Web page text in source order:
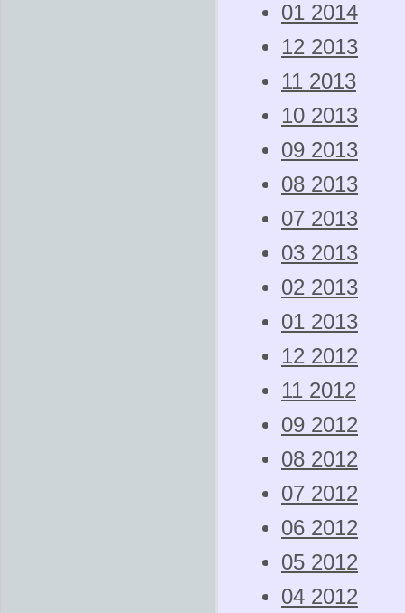
01 2014
12 2013
11 2013
10 2013
09 2013
08 2013
07 2013
03 2013
02 2013
01 2013
12 2012
11 2012
09 2012
08 2012
07 2012
06 2012
05 2012
04 2012